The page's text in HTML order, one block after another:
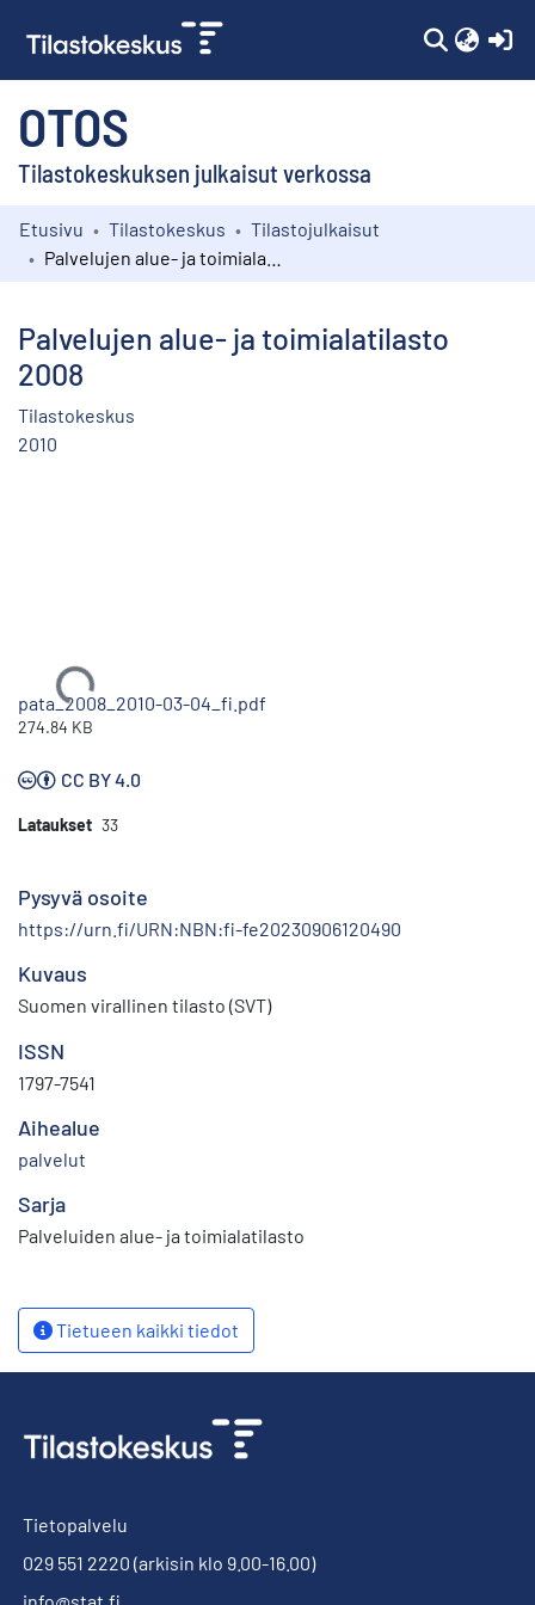
OTOS
Tilastokeskuksen julkaisut verkossa
Kokoelmat
Etusivu Tilastokeskus
Tilastojulkaisut
Palvelujen alue- ja toimialatilasto
2008
Tilastokeskus
2010
Ladataan...
pata_2008_2010-03-04_fi.pdf
274.84 KB
CC BY 4.0
Lataukset 33
Pysyvä osoite
https://urn.fi/URN:NBN:fi-fe20230906120490
Kuvaus
Suomen virallinen tilasto (SVT)
ISSN
1797-7541
Aihealue
palvelut
Sarja
Palveluiden alue- ja toimialatilasto
Tietueen kaikki tiedot
Tietopalvelu
029 551 2220 (arkisin klo 9.00-16.00)